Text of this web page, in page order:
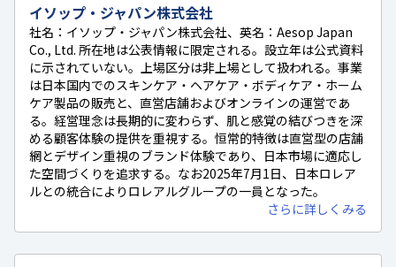
イソップ・ジャパン株式会社
社名：イソップ・ジャパン株式会社、英名：Aesop Japan
Co., Ltd. 所在地は公表情報に限定される。設立年は公式資料
に示されていない。上場区分は非上場として扱われる。事業
は日本国内でのスキンケア・ヘアケア・ボディケア・ホーム
ケア製品の販売と、直営店舗およびオンラインの運営であ
る。経営理念は長期的に変わらず、肌と感覚の結びつきを深
める顧客体験の提供を重視する。恒常的特徴は直営型の店舗
網とデザイン重視のブランド体験であり、日本市場に適応し
た空間づくりを追求する。なお2025年7月1日、日本ロレア
ルとの統合によりロレアルグループの一員となった。
さらに詳しくみる